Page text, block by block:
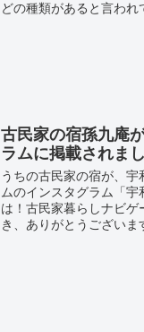
どの種類があると言われ
古民家の宿孫九庵
ラムに掲載されま
うちの古民家の宿が、
ムのインスタグラム「
は！古民家暮らしナビ
き、ありがとうございま